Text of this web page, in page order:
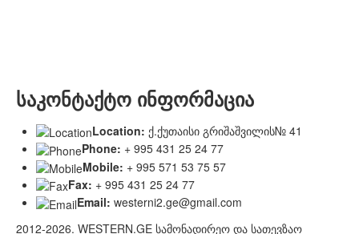
საკონტაქტო ინფორმაცია
Location: ქ.ქუთაისი გრიშაშვილის№ 41
Phone: + 995 431 25 24 77
Mobile: + 995 571 53 75 57
Fax: + 995 431 25 24 77
Email: westerni2.ge@gmail.com
2012-2026. WESTERN.GE სამონადირეო და სათევზაო